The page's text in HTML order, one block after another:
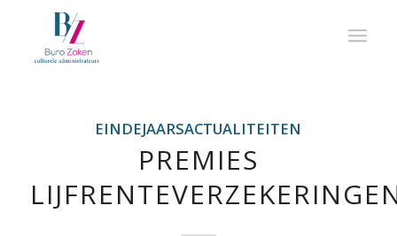
EINDEJAARSACTUALITEITEN
PREMIES